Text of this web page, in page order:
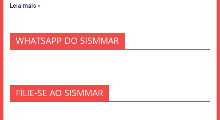
Leia mais »
WHATSAPP DO SISMMAR
FILIE-SE AO SISMMAR